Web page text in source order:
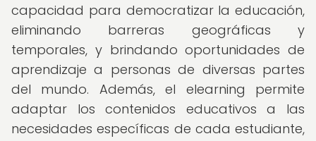
capacidad para democratizar la educación,
eliminando barreras geográficas y
temporales, y brindando oportunidades de
aprendizaje a personas de diversas partes
del mundo. Además, el elearning permite
adaptar los contenidos educativos a las
necesidades específicas de cada estudiante,